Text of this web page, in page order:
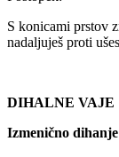
S konicami prstov
nadaljuješ proti
DIHALNE VAJE
Izmenično